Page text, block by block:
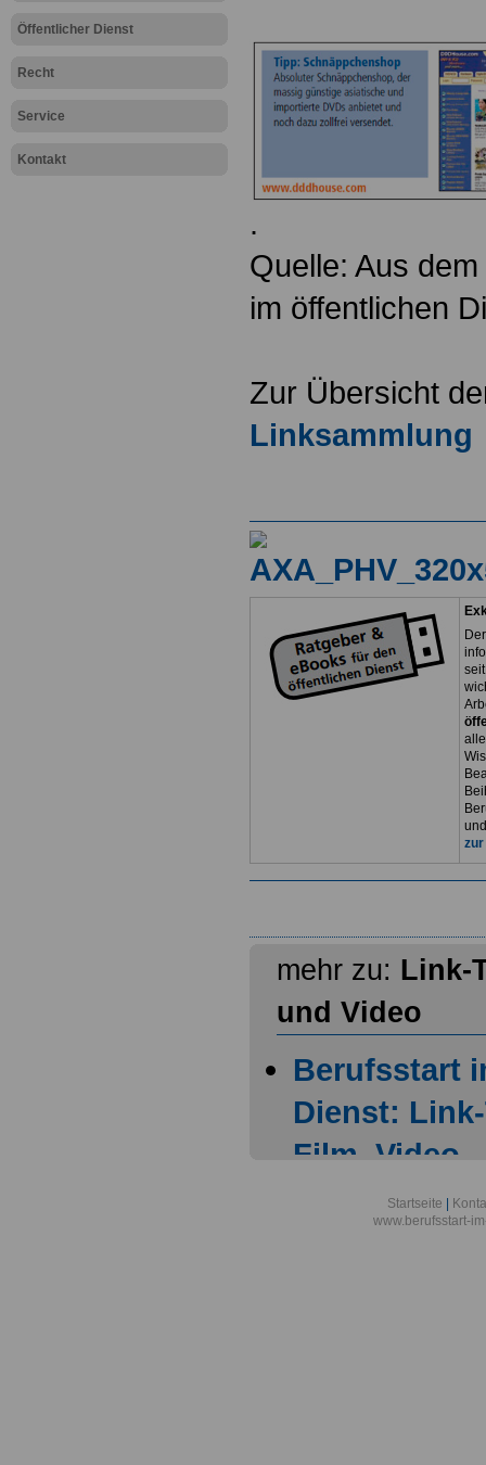
Öffentlicher Dienst
Recht
Service
Kontakt
.
Quelle: Aus
im öffentlichen
Zur Übersicht
Linksammlung
mehr zu: Link-
und Video
Berufsstart
Dienst:
Film, Video
Startseite
www.berufsstart-